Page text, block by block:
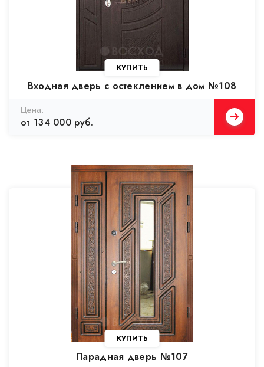
Входная дверь с остеклением в дом №108
от 134 000 руб.
Парадная дверь №107